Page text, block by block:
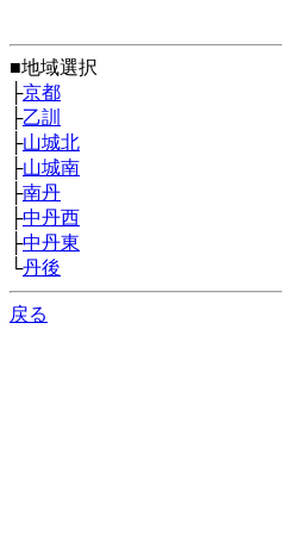
■地域選択
├京都
├乙訓
├山城北
├山城南
├南丹
├中丹西
├中丹東
└丹後
戻る